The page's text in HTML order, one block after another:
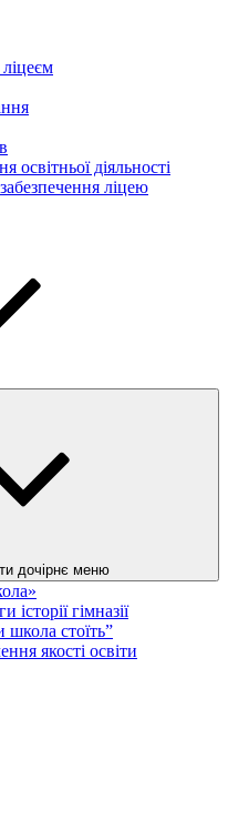
освітньої діяльності
ліцею
дочірнє меню
історії гімназії
стоїть”
якості освіти